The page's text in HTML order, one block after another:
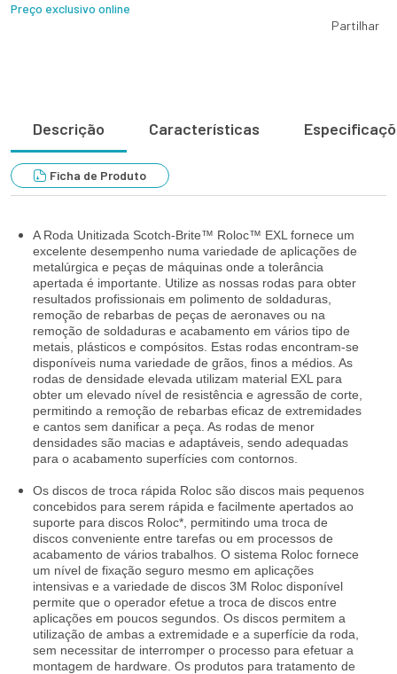
Preço exclusivo online
Partilhar
Descrição Características
Ficha de Produto
A Roda Unitizada Scotch-Brite™ Roloc™ EXL fornece um
excelente desempenho numa variedade de aplicações de
metalúrgica e peças de máquinas onde a tolerância
apertada é importante. Utilize as nossas rodas para obter
resultados profissionais em polimento de soldaduras,
remoção de rebarbas de peças de aeronaves ou na
remoção de soldaduras e acabamento em vários tipo de
metais, plásticos e compósitos. Estas rodas encontram-se
disponíveis numa variedade de grãos, finos a médios. As
rodas de densidade elevada utilizam material EXL para
obter um elevado nível de resistência e agressão de corte,
permitindo a remoção de rebarbas eficaz de extremidades
e cantos sem danificar a peça. As rodas de menor
densidades são macias e adaptáveis, sendo adequadas
para o acabamento superfícies com contornos.
Os discos de troca rápida Roloc são discos mais pequenos
concebidos para serem rápida e facilmente apertados ao
suporte para discos Roloc*, permitindo uma troca de
discos conveniente entre tarefas ou em processos de
acabamento de vários trabalhos. O sistema Roloc fornece
um nível de fixação seguro mesmo em aplicações
intensivas e a variedade de discos 3M Roloc disponível
permite que o operador efetue a troca de discos entre
aplicações em poucos segundos. Os discos permitem a
utilização de ambas a extremidade e a superfície da roda,
sem necessitar de interromper o processo para efetuar a
montagem de hardware. Os produtos para tratamento de